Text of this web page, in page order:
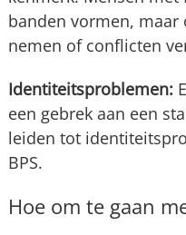
banden vormen,
nemen of conflicten
Identiteitsproblemen:
een gebrek aan een
leiden tot
BPS.
Hoe om te gaan